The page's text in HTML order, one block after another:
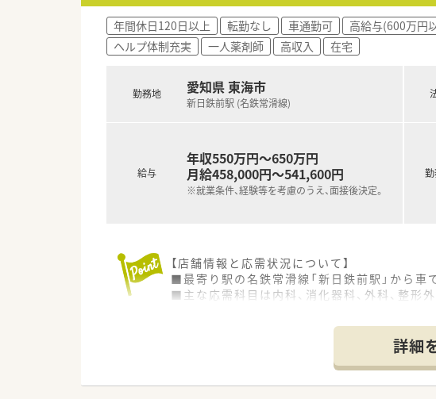
年間休日120日以上 転勤なし 車通勤可 高給与(600万円
ヘルプ体制充実
一人薬剤師 高収入 在宅
勤務地 愛知県 東海市
新日鉄前駅 (名鉄常滑線)
給与
年収550万円～650万円
月給458,000円～541,600円
※就業条件、経験等を考慮のうえ、面接後決定。
【店舗情報と応需状況について】
■最寄り駅の名鉄常滑線「新日鉄前駅」から車
■主な応需科目は内科、消化器科、外科、整形
■在宅の担当数が多く、在宅業務の経験を積
■在宅医療に興味があり、患者様とのコミュ
■未経験の方でも、これからスキルを身につ
詳細